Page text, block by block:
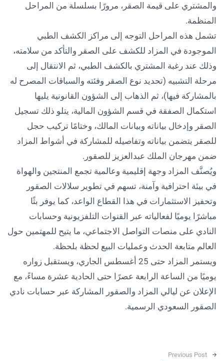
والمشتري على قيمة الصقر، مرورًا بسلسلة من المراحل
المنظمة.
تشمل هذه المراحل التوجه إلى مراكز الكشف الطبي
الموجودة في المزاد للكشف على الصقر والتأكد من سلامته،
وذلك عند رغبة المشتري بالكشف الطبي، ثم الانتقال إلى
مرحلة التشبيه (تحديد نوع الصقر وفئته والسباقات المصرح له
بالمشاركة فيها)، ثم الذهاب إلى الشؤون القانونية يليها
استكمال الصفقة في قسم الشؤون المالية، يتلو ذلك تسجيل
الصقر وإدخال بياناته وبيانات المالك، وختامًا تركيب حجل
للصقر يتضمن بياناته وتفاصيله للمشاركة في أشواط المزاد
ضمن مهرجان الملك عبدالعزيز للصقور.
ويُصنَّف المزاد وجهة إقليمية وعالمية تجمع المنتجين والهواة
في بيئة احترافية وآمنة، تسهم في تطوير سلالات الصقور
وتحفيز الاستثمارات في هذا القطاع الواعد، كما يوفر بثًا
مباشرًا يوميًا لفعالياته عبر القنوات التلفزيونية وحسابات
النادي على منصات التواصل الاجتماعي، ما يتيح للمهتمين حول
العالم متابعة الحدث وعمليات البيع لحظة بلحظة.
ويستمر المزاد حتى 25 أغسطس الجاري، ويستقبل زواره
يوميًا من الساعة الرابعة عصرًا حتى الحادية عشرة مساءً، مع
الإعلان عن ليالي المزاد والصقور المشاركة عبر حسابات نادي
الصقور السعودي الرسمية.
Post navigation
Previous Post